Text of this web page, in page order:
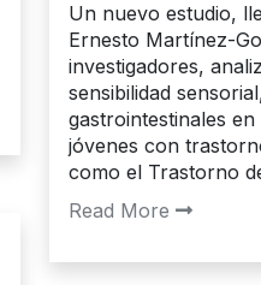
Un nuevo estudio,
Ernesto Martínez-
investigadores,
sensibilidad
gastrointestinales
jóvenes con
como el Trastorno
Read More